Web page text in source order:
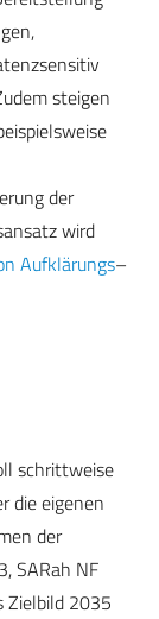
steigen
der
wird
Aufklärungs–
schrittweise
die eigenen
der
SARah NF
Zielbild 2035